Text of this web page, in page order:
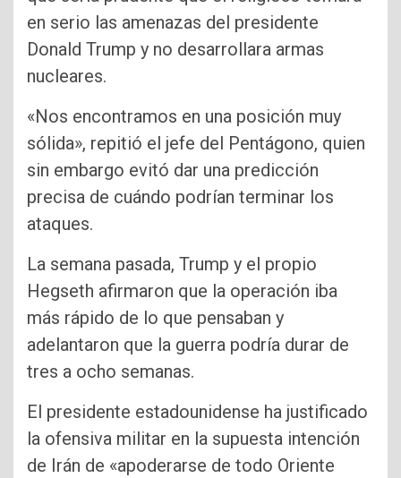
en serio las amenazas del presidente
Donald Trump y no desarrollara armas
nucleares.
«Nos encontramos en una posición muy
sólida», repitió el jefe del Pentágono, quien
sin embargo evitó dar una predicción
precisa de cuándo podrían terminar los
ataques.
La semana pasada, Trump y el propio
Hegseth afirmaron que la operación iba
más rápido de lo que pensaban y
adelantaron que la guerra podría durar de
tres a ocho semanas.
El presidente estadounidense ha justificado
la ofensiva militar en la supuesta intención
de Irán de «apoderarse de todo Oriente